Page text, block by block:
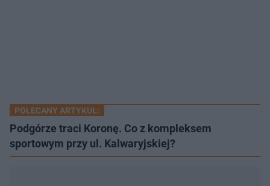
POLECANY ARTYKUŁ:
Podgórze traci Koronę. Co z kompleksem
sportowym przy ul. Kalwaryjskiej?